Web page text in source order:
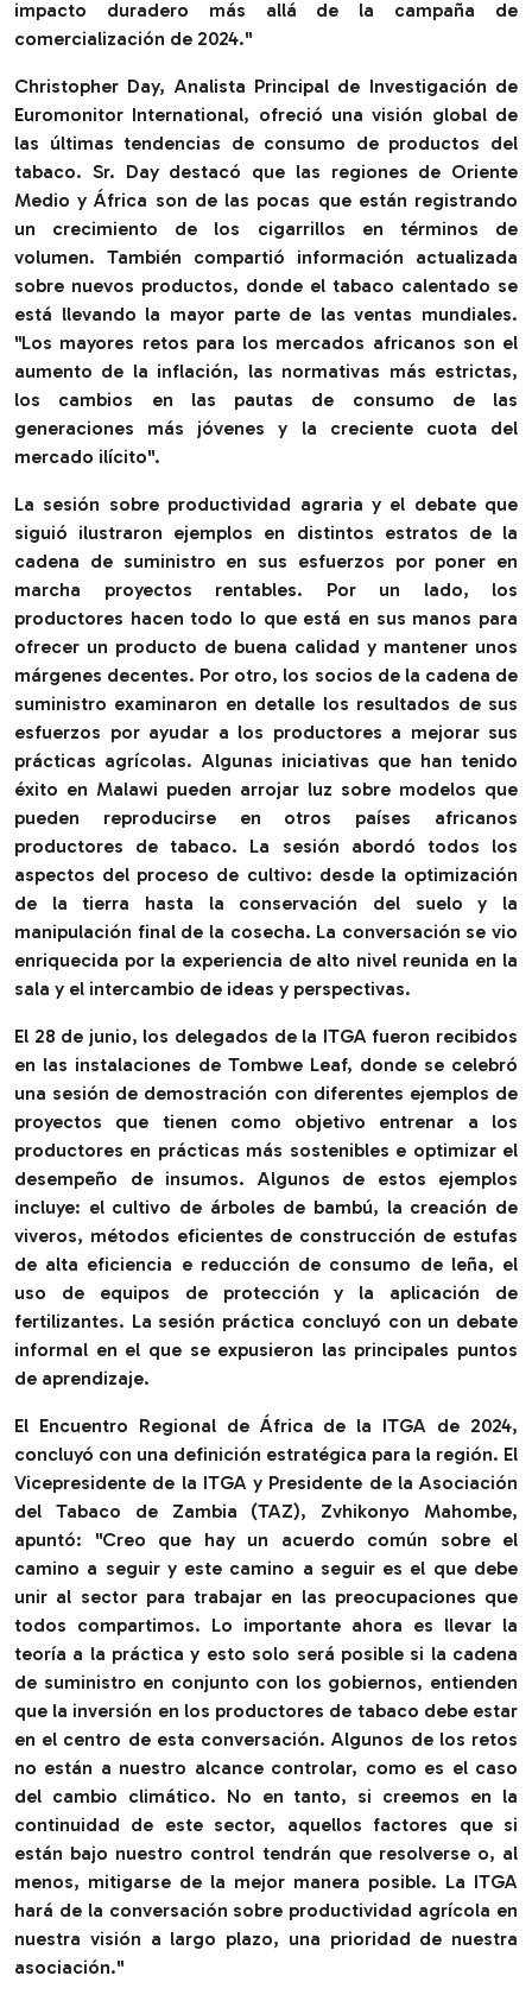
impacto duradero más allá de la campaña de
comercialización de 2024."
Christopher Day, Analista Principal de Investigación de
Euromonitor International, ofreció una visión global de
las últimas tendencias de consumo de productos del
tabaco. Sr. Day destacó que las regiones de Oriente
Medio y África son de las pocas que están registrando
un crecimiento de los cigarrillos en términos de
volumen. También compartió información actualizada
sobre nuevos productos, donde el tabaco calentado se
está llevando la mayor parte de las ventas mundiales.
"Los mayores retos para los mercados africanos son el
aumento de la inflación, las normativas más estrictas,
los cambios en las pautas de consumo de las
generaciones más jóvenes y la creciente cuota del
mercado ilícito".
La sesión sobre productividad agraria y el debate que
siguió ilustraron ejemplos en distintos estratos de la
cadena de suministro en sus esfuerzos por poner en
marcha proyectos rentables. Por un lado, los
productores hacen todo lo que está en sus manos para
ofrecer un producto de buena calidad y mantener unos
márgenes decentes. Por otro, los socios de la cadena de
suministro examinaron en detalle los resultados de sus
esfuerzos por ayudar a los productores a mejorar sus
prácticas agrícolas. Algunas iniciativas que han tenido
éxito en Malawi pueden arrojar luz sobre modelos que
pueden reproducirse en otros países africanos
productores de tabaco. La sesión abordó todos los
aspectos del proceso de cultivo: desde la optimización
de la tierra hasta la conservación del suelo y la
manipulación final de la cosecha. La conversación se vio
enriquecida por la experiencia de alto nivel reunida en la
sala y el intercambio de ideas y perspectivas.
El 28 de junio, los delegados de la ITGA fueron recibidos
en las instalaciones de Tombwe Leaf, donde se celebró
una sesión de demostración con diferentes ejemplos de
proyectos que tienen como objetivo entrenar a los
productores en prácticas más sostenibles e optimizar el
desempeño de insumos. Algunos de estos ejemplos
incluye: el cultivo de árboles de bambú, la creación de
viveros, métodos eficientes de construcción de estufas
de alta eficiencia e reducción de consumo de leña, el
uso de equipos de protección y la aplicación de
fertilizantes. La sesión práctica concluyó con un debate
informal en el que se expusieron las principales puntos
de aprendizaje.
El Encuentro Regional de África de la ITGA de 2024,
concluyó con una definición estratégica para la región. El
Vicepresidente de la ITGA y Presidente de la Asociación
del Tabaco de Zambia (TAZ), Zvhikonyo Mahombe,
apuntó: "Creo que hay un acuerdo común sobre el
camino a seguir y este camino a seguir es el que debe
unir al sector para trabajar en las preocupaciones que
todos compartimos. Lo importante ahora es llevar la
teoría a la práctica y esto solo será posible si la cadena
de suministro en conjunto con los gobiernos, entienden
que la inversión en los productores de tabaco debe estar
en el centro de esta conversación. Algunos de los retos
no están a nuestro alcance controlar, como es el caso
del cambio climático. No en tanto, si creemos en la
continuidad de este sector, aquellos factores que si
están bajo nuestro control tendrán que resolverse o, al
menos, mitigarse de la mejor manera posible. La ITGA
hará de la conversación sobre productividad agrícola en
nuestra visión a largo plazo, una prioridad de nuestra
asociación."